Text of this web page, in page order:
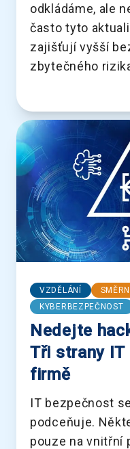
odkládáme, ale
často tyto
zajišťují vyšší
zbytečného
VZDĚLÁNÍ
KYBERBEZPEČNOST
Nedejte
Tři strany IT
firmě
IT bezpečnost
podceňuje.
pouze na vnitřní